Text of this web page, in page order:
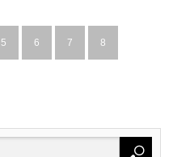
5 6 7 8